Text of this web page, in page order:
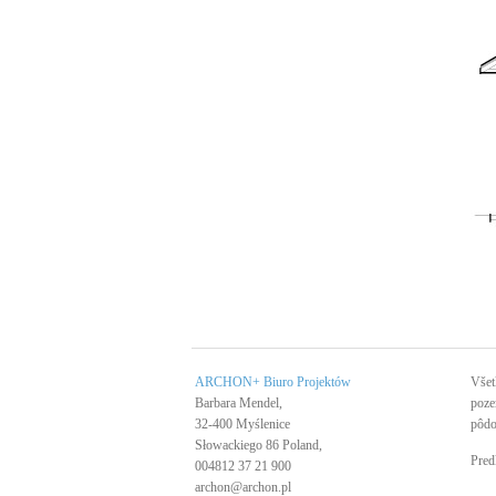
ARCHON+ Biuro Projektów
Barbara Mendel,
32-400 Myślenice
Słowackiego 86 Poland,
004812 37 21 900
archon@archon.pl